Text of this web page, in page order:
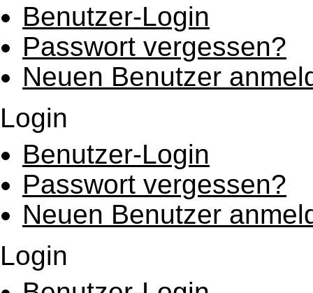
Benutzer-Login
Passwort vergessen?
Neuen Benutzer
Login
Benutzer-Login
Passwort vergessen?
Neuen Benutzer
Login